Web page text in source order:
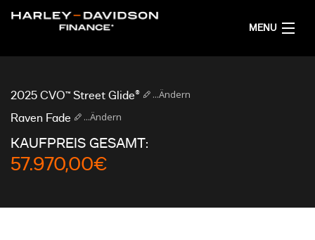
MENU
FINANZIERUNGSANGEBOT RECHNEN
2025 CVO™ Street Glide® ...Ändern
Raven Fade ...Ändern
KAUFPREIS GESAMT:
57.970,00€